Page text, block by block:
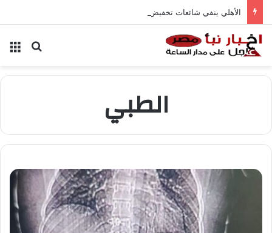
الأهلي ينفي شائعات تخفيض عقود زيزو والشناوي
بحث
الطبي